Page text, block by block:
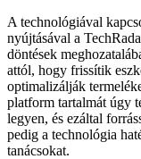
A technológiával
nyújtásával a
döntések
attól, hogy frissítik
optimalizálják
platform tartalmát úgy
legyen, és ezáltal
pedig a technológia
tanácsokat.